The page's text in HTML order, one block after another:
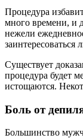
Процедура
много времени, и
нежели
заинтересоваться
Существует
процедура будет
истощаются.
Боль от
Большинство